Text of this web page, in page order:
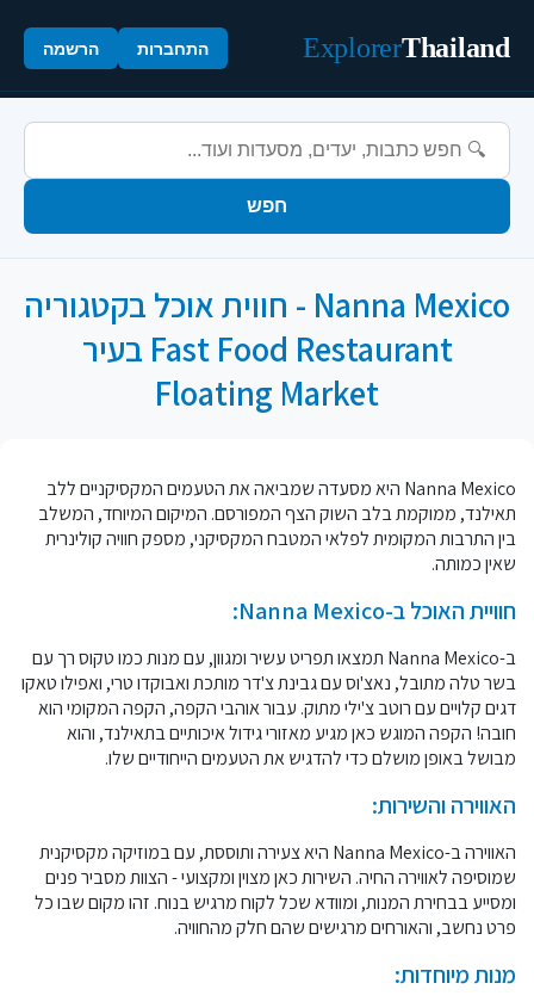
Thailand
Explorer התחברות הרשמה
חפש
Nanna Mexico - חווית אוכל בקטגוריה
Fast Food Restaurant בעיר
Floating Market
Nanna Mexico היא מסעדה שמביאה את הטעמים המקסיקניים ללב
תאילנד, ממוקמת בלב השוק הצף המפורסם. המיקום המיוחד, המשלב
בין התרבות המקומית לפלאי המטבח המקסיקני, מספק חוויה קולינרית
שאין כמותה.
חוויית האוכל ב-Nanna Mexico:
ב-Nanna Mexico תמצאו תפריט עשיר ומגוון, עם מנות כמו טקוס רך עם
בשר טלה מתובל, נאצ'וס עם גבינת צ'דר מותכת ואבוקדו טרי, ואפילו טאקו
דגים קלויים עם רוטב צ'ילי מתוק. עבור אוהבי הקפה, הקפה המקומי הוא
חובה! הקפה המוגש כאן מגיע מאזורי גידול איכותיים בתאילנד, והוא
מבושל באופן מושלם כדי להדגיש את הטעמים הייחודיים שלו.
האווירה והשירות:
האווירה ב-Nanna Mexico היא צעירה ותוססת, עם במוזיקה מקסיקנית
שמוסיפה לאווירה החיה. השירות כאן מצוין ומקצועי - הצוות מסביר פנים
ומסייע בבחירת המנות, ומוודא שכל לקוח מרגיש בנוח. זהו מקום שבו כל
פרט נחשב, והאורחים מרגישים שהם חלק מהחוויה.
מנות מיוחדות: